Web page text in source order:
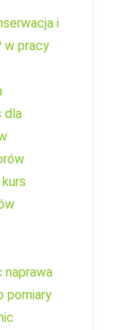
i
w pracy
dla
kurs
naprawa
pomiary